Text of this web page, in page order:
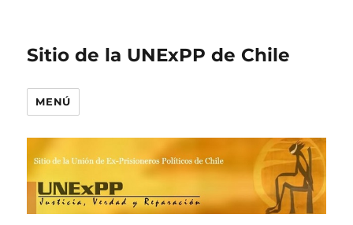
Sitio de la UNExPP de Chile
MENÚ